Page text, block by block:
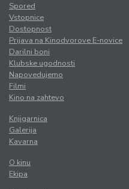
Spored
Vstopnice
Dostopnost
Prijava na Kinodvorove E-novice
Darilni boni
Klubske ugodnosti
Napovedujemo
Filmi
Kino na zahtevo
Knjigarnica
Galerija
Kavarna
O kinu
Ekipa